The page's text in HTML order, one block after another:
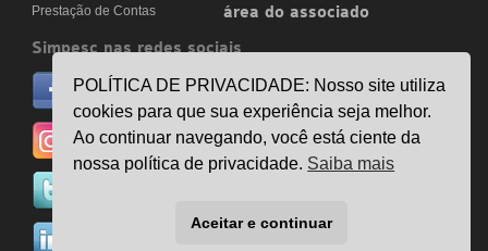
Prestação de Contas
área do associado
Simpesc nas redes sociais
no facebook
/simpesc
no instagram
@simpescplasticos
POLÍTICA DE PRIVACIDADE: Nosso site utiliza
cookies para que sua experiência seja melhor.
Ao continuar navegando, você está ciente da
nossa política de privacidade. Saiba mais
Aceitar e continuar